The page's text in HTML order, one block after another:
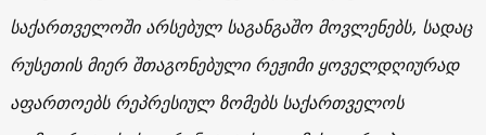
საქართველოში არსებულ საგანგაშო მოვლენებს, სადაც
რუსეთის მიერ შთაგონებული რეჟიმი ყოველდღიურად
აფართოებს რეპრესიულ ზომებს საქართველოს